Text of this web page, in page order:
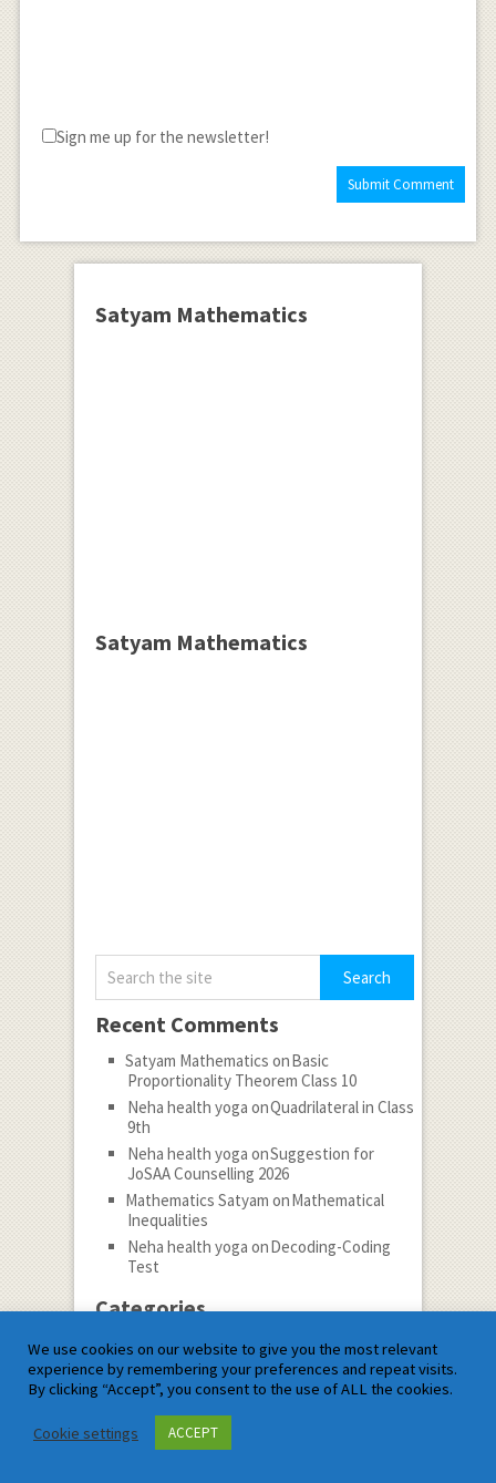
Sign me up for the newsletter!
Satyam Mathematics
Satyam Mathematics
Recent Comments
Satyam Mathematics onBasic
Proportionality Theorem Class 10
Neha health yoga onQuadrilateral in Class
9th
Neha health yoga onSuggestion for
JoSAA Counselling 2026
Mathematics Satyam onMathematical
Inequalities
Neha health yoga onDecoding-Coding
Test
Categories
Categories
Follow
Subscribe to notifications
We use cookies on our website to give you the most relevant
experience by remembering your preferences and repeat visits.
By clicking “Accept”, you consent to the use of ALL the cookies.
Cookie settings ACCEPT